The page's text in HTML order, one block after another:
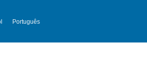
Português